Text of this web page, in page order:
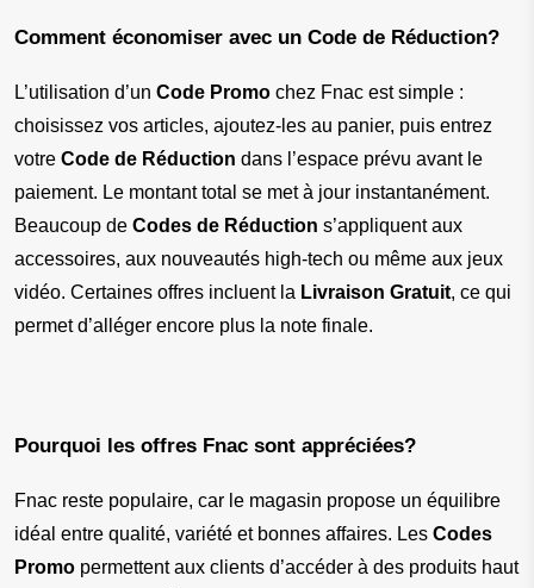
Comment économiser avec un Code de Réduction?
L’utilisation d’un Code Promo chez Fnac est simple :
choisissez vos articles, ajoutez-les au panier, puis entrez
votre Code de Réduction dans l’espace prévu avant le
paiement. Le montant total se met à jour instantanément.
Beaucoup de Codes de Réduction s’appliquent aux
accessoires, aux nouveautés high-tech ou même aux jeux
vidéo. Certaines offres incluent la Livraison Gratuit, ce qui
permet d’alléger encore plus la note finale.
Pourquoi les offres Fnac sont appréciées?
Fnac reste populaire, car le magasin propose un équilibre
idéal entre qualité, variété et bonnes affaires. Les Codes
Promo permettent aux clients d’accéder à des produits haut